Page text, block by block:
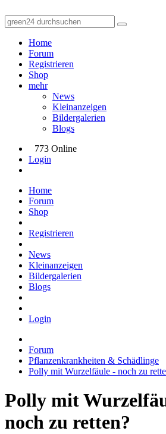
Home
Forum
Registrieren
Shop
mehr
News
Kleinanzeigen
Bildergalerien
Blogs
773 Online
Login
Home
Forum
Shop
Registrieren
News
Kleinanzeigen
Bildergalerien
Blogs
Login
Forum
Pflanzenkrankheiten & Schädlinge
Polly mit Wurzelfäule - noch zu
Polly mit
noch zu retten?